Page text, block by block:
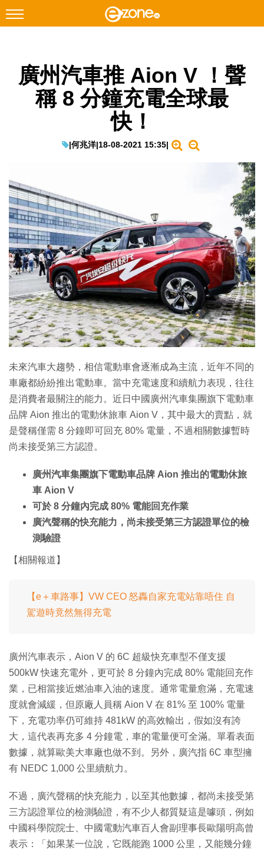
Facebook Instagram
科技焦點
EduTech
IT Times
生成式AI與雲端應用
Enterprise Digital Transformation
特集
廣州汽車推 Aion V ！聲
稱 8 分鐘充電全球最
快！
|何兆洋|18-08-2021 15:35|
未來汽車大趨勢，相信電動車會逐漸成為主流，近年不同的
車廠都紛紛推出電動車。當中充電速度和續航力表現，往往
是消費者最關注的能力。近日中國廣州汽車集團旗下電動車
品牌 Aion 推出的電動休旅車 Aion V，其中最大的賣點，就
是聲稱僅需 8 分鐘即可回充 80% 電量，不過相關數據暫時
尚未接受第三方認證。
廣州汽車集團旗下電動車品牌 Aion 推出的電動休旅
車 Aion V
可於 8 分鐘內完成 80% 電能回充作業
廣汽聲稱的快充能力，尚未接受第三方認證單位的檢
測驗證
【相關報道】
【e＋車路事】VW CEO 怒轟自家充電站靠唔住 自
駕遊時竟然無得充電
廣州汽車表示，Aion V 的 6C 超級快充車型不僅支援
500kW 快速充電外，更可於 8 分鐘內完成 80% 電能回充作
業，已相當接近燃油車入油的速度。通常電量愈滿，充電速
度就會減緩，但原廠人員稱 Aion V 在 81% 至 100% 電量
下，充電功率仍可維持 481kW 的高效輸出，假如沒有誇
大，這代表再充多 4 分鐘電，車的電量便可全滿。單看表面
數據，就算歐美大車廠也做不到。另外，廣汽指 6C 車型擁
有 NEDC 1,000 公里續航力。
不過，廣汽聲稱的快充能力，以至其他數據，都尚未接受第
三方認證單位的檢測驗證，有不少人都質疑這是噱頭，例如
中國科學院院士、中國電動汽車百人會副理事長歐陽明高曾
表示：「如果某一位說，它既能跑 1000 公里，又能幾分鐘